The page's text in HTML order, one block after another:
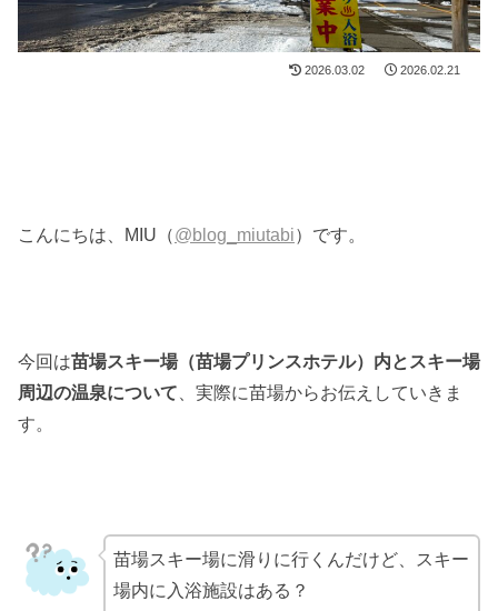
2026.03.02 2026.02.21
こんにちは、MIU（@blog_miutabi）です。
今回は苗場スキー場（苗場プリンスホテル）内とスキー場
周辺の温泉について 、実際に苗場からお伝えしていきま
す。
苗場スキー場に滑りに行くんだけど、スキー
場内に入浴施設はある？